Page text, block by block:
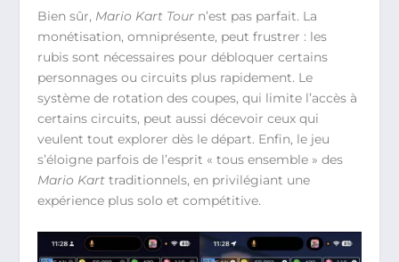
Bien sûr, Mario Kart Tour n’est pas parfait. La
monétisation, omniprésente, peut frustrer : les
rubis sont nécessaires pour débloquer certains
personnages ou circuits plus rapidement. Le
système de rotation des coupes, qui limite l’accès à
certains circuits, peut aussi décevoir ceux qui
veulent tout explorer dès le départ. Enfin, le jeu
s’éloigne parfois de l’esprit « tous ensemble » des
Mario Kart traditionnels, en privilégiant une
expérience plus solo et compétitive.